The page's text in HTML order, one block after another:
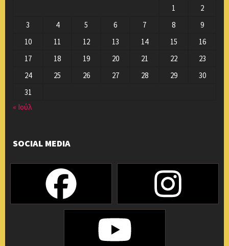
1
2
3
4 5 6 7 8
9
10
11 12 13 14 15
16
17
18 19 20 21 22
23
24
25 26 27 28 29
30
31
« Ιούλ
SOCIAL MEDIA